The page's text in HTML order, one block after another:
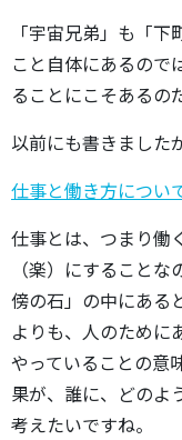
「宇宙兄弟」も「
こと自体にあるので
ることにこそあるの
以前にも書きました
仕事と働き方につい
仕事とは、つまり働
（楽）にすること
傍の石」の中にある
よりも、人のために
やっていることの意
果が、誰に、どのよ
考えたいですね。